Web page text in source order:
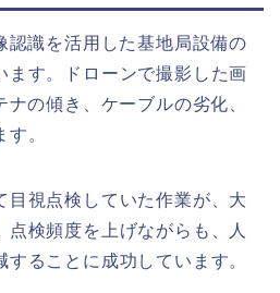
認識を活用した基地局設備の
ます。ドローンで撮影した画
の傾き、ケーブルの劣化、
。
目視点検していた作業が、大
検頻度を上げながらも、人
ることに成功しています。